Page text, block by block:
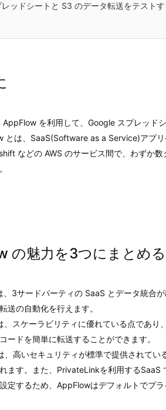
ッドシートと S3 のデータ転送をテストす
AppFlow を利用して、Google スプレッド
とは、SaaS(Software as a Service)アプ
などの AWS のサービス間で、わずか
の魅力を3つにまとめる
、3サードパーティの SaaS とデータ統合
送の自動化を行えます。
、スケーラビリティに優れている点であり
ードを簡単に転送することができます。
、高いセキュリティが標準で提供されて
ます。また、PrivateLinkを利用する
定するため、AppFlowはデフォルトでプラ